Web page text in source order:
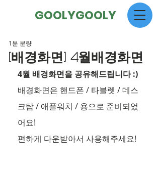
GOOLYGOOLY
[배경화면] 4월배경화면
1분 분량
4월 배경화면을 공유해드립니다 :)
배경화면은 핸드폰 / 타블렛 / 데스
크탑 / 애플워치 / 용으로 준비되었
어요!
편하게 다운받아서 사용해주세요!